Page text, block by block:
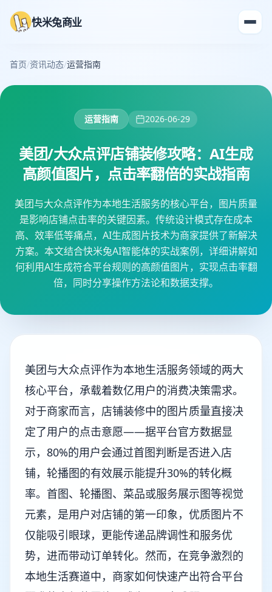
快米兔商业
首页/资讯动态/运营指南
运营指南 2026-06-29
美团/大众点评店铺装修攻略：AI生成
高颜值图片，点击率翻倍的实战指南
美团与大众点评作为本地生活服务的核心平台，图片质量
是影响店铺点击率的关键因素。传统设计模式存在成本
高、效率低等痛点，AI生成图片技术为商家提供了新解决
方案。本文结合快米兔AI智能体的实战案例，详细讲解如
何利用AI生成符合平台规则的高颜值图片，实现点击率翻
倍，同时分享操作方法论和数据支撑。
美团与大众点评作为本地生活服务领域的两大
核心平台，承载着数亿用户的消费决策需求。
对于商家而言，店铺装修中的图片质量直接决
定了用户的点击意愿——据平台官方数据显
示，80%的用户会通过首图判断是否进入店
铺，轮播图的有效展示能提升30%的转化概
率。首图、轮播图、菜品或服务展示图等视觉
元素，是用户对店铺的第一印象，优质图片不
仅能吸引眼球，更能传递品牌调性和服务优
势，进而带动订单转化。然而，在竞争激烈的
本地生活赛道中，商家如何快速产出符合平台